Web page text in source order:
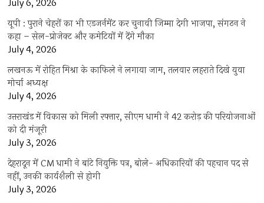
July 6, 2026
यूपी : पुराने चेहरों का भी एडजर्नमेंट कर चुनावी जिम्मा देगी भाजपा, संगठन ने
कहा – सेल-प्रोजेक्ट और कमेटियों में देंगे मौका
July 4, 2026
लखनऊ में रोहित मिश्रा के काफिले ने लगाया जाम, तलवार लहराते दिखे युवा
मोर्चा अध्यक्ष
July 4, 2026
उत्तराखंड में विकास को मिली रफ्तार, सीएम धामी ने 42 करोड़ की परियोजनाओं
को दी मंजूरी
July 3, 2026
देहरादून में CM धामी ने बांटे नियुक्ति पत्र, बोले- अधिकारियों की पहचान पद से
नहीं, उनकी कार्यशैली से होगी
July 3, 2026